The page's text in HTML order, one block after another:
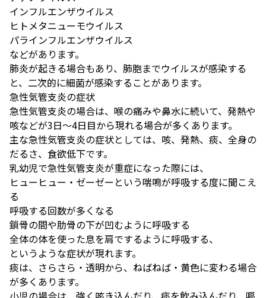
インフルエンザウイルス
ヒトメタニューモウイルス
パラインフルエンザウイルス
などがあります。
肺炎が起きる場合もあり、肺胞までウイルスが感染する
と、二次的に細菌が感染することがあります。
急性気管支炎の症状
急性気管支炎の場合は、 喉の痛みや鼻水に続いて、発熱や
咳などが3日～4日目から現れる場合が多くあります。
主な急性気管支炎の症状としては、咳、発熱、痰、全身の
だるさ、食欲低下です。
乳幼児で急性気管支炎が重症になった際には、
ヒューヒュー・ゼーゼーという喘鳴が呼吸する度に聞こえ
る
呼吸する回数が多くなる
鎖骨の間や肋骨の下が凹むように呼吸する
全体の体を使った息を肩でするように呼吸する、
というような症状が現れます。
痰は、さらさら・透明から、ねばねば・黄色に変わる場合
が多くあります。